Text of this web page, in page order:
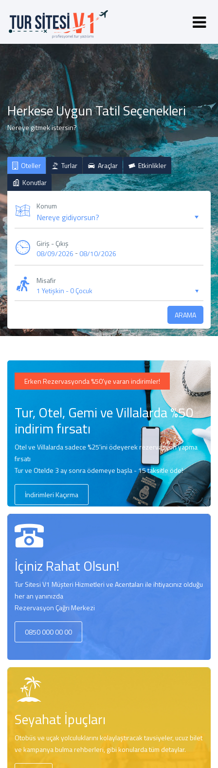
Herkese Uygun Tatil Seçenekleri
Nereye gitmek istersin?
Oteller Turlar Araçlar
Etkinlikler
Konutlar
Konum
Giriş - Çıkış
08/09/2026 -08/10/2026
Misafir
1 Yetişkin -0 Çocuk
ARAMA
Erken Rezervasyonda %50’ye varan indirimler!
Tur, Otel, Gemi ve Villalarda %50
indirim fırsatı
Otel ve Villalarda sadece %25'ini ödeyerek rezervasyon yapma
fırsatı
Tur ve Otelde 3 ay sonra ödemeye başla - 15 taksitle öde!
İndirimleri Kaçırma
İçiniz Rahat Olsun!
Tur Sitesi V1 Müşteri Hizmetleri ve Acentaları ile ihtiyacınız olduğu
her an yanınızda
Rezervasyon Çağrı Merkezi
0850 000 00 00
Seyahat İpuçları
Otobüs ve uçak yolculuklarını kolaylaştıracak tavsiyeler, ucuz bilet
ve kampanya bulma rehberleri, gibi konularda tüm detaylar.